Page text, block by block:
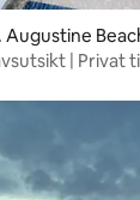
| Privat